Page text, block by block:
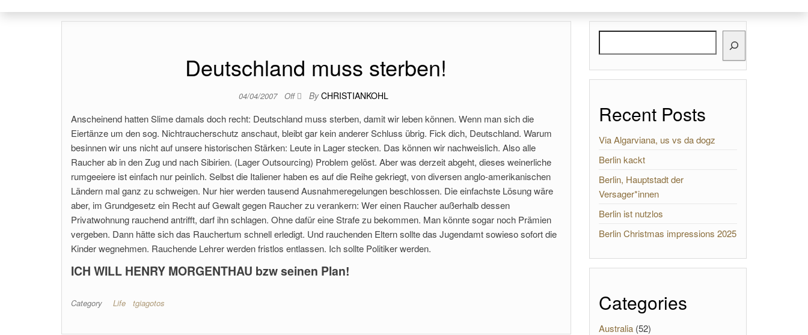
Deutschland muss sterben!
04/04/2007 Off By CHRISTIANKOHL
Anscheinend hatten Slime damals doch recht: Deutschland muss sterben, damit wir leben können. Wenn man sich die
Eiertänze um den sog. Nichtraucherschutz anschaut, bleibt gar kein anderer Schluss übrig. Fick dich, Deutschland. Warum
besinnen wir uns nicht auf unsere historischen Stärken: Leute in Lager stecken. Das können wir nachweislich. Also alle
Raucher ab in den Zug und nach Sibirien. (Lager Outsourcing) Problem gelöst. Aber was derzeit abgeht, dieses weinerliche
rumgeeiere ist einfach nur peinlich. Selbst die Italiener haben es auf die Reihe gekriegt, von diversen anglo-amerikanischen
Ländern mal ganz zu schweigen. Nur hier werden tausend Ausnahmeregelungen beschlossen. Die einfachste Lösung wäre
aber, im Grundgesetz ein Recht auf Gewalt gegen Raucher zu verankern: Wer einen Raucher außerhalb dessen
Privatwohnung rauchend antrifft, darf ihn schlagen. Ohne dafür eine Strafe zu bekommen. Man könnte sogar noch Prämien
vergeben. Dann hätte sich das Rauchertum schnell erledigt. Und rauchenden Eltern sollte das Jugendamt sowieso sofort die
Kinder wegnehmen. Rauchende Lehrer werden fristlos entlassen. Ich sollte Politiker werden.
ICH WILL HENRY MORGENTHAU bzw seinen Plan!
Category Life tgiagotos
Recent Posts
Via Algarviana, us vs da dogz
Berlin kackt
Berlin, Hauptstadt der
Versager*innen
Berlin ist nutzlos
Berlin Christmas impressions 2025
Categories
Australia(52)